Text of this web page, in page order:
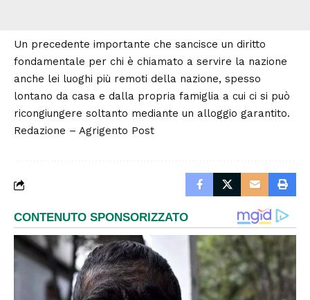
Un precedente importante che sancisce un diritto
fondamentale per chi è chiamato a servire la nazione
anche lei luoghi più remoti della nazione, spesso
lontano da casa e dalla propria famiglia a cui ci si può
ricongiungere soltanto mediante un alloggio garantito.
Redazione – Agrigento Post